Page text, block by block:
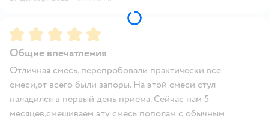
Рейтинг:5
Общие впечатления
Отличная смесь, перепробовали практически все
смеси,от всего были запоры. На этой смеси стул
наладился в первый день приема. Сейчас нам 5
месяцев,смешиваем эту смесь пополам с обычным